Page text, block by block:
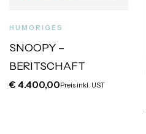
HUMORIGES
SNOOPY –
BERITSCHAFT
€ 4.400,00Preis inkl. UST